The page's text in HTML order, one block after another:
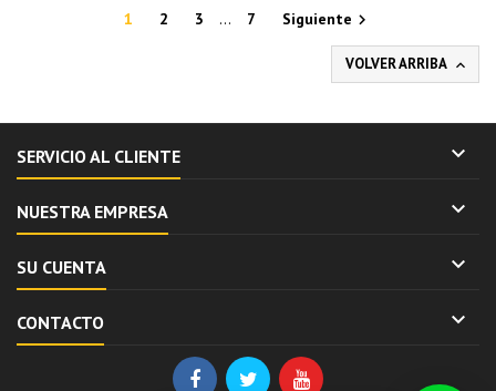
1 2 3 … 7 Siguiente 
VOLVER ARRIBA 
SERVICIO AL CLIENTE 
NUESTRA EMPRESA 
SU CUENTA 
CONTACTO 